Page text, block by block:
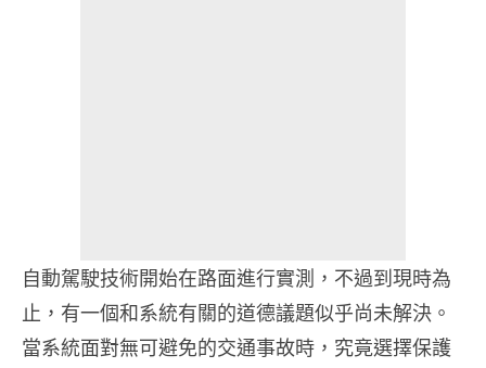
自動駕駛技術開始在路面進行實測，不過到現時為
止，有一個和系統有關的道德議題似乎尚未解決。
當系統面對無可避免的交通事故時，究竟選擇保護